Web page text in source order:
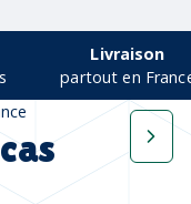
Livraison
partout en